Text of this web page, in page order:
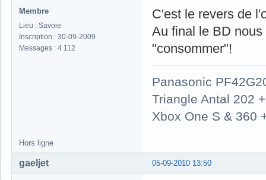
Membre
Lieu : Savoie
Inscription : 30-09-2009
Messages : 4 112
C'est le revers de
Au final le BD
"consommer"!
Panasonic
Triangle Antal 202
Xbox One S & 360
Hors ligne
05-09-2010 13:50
gaeljet